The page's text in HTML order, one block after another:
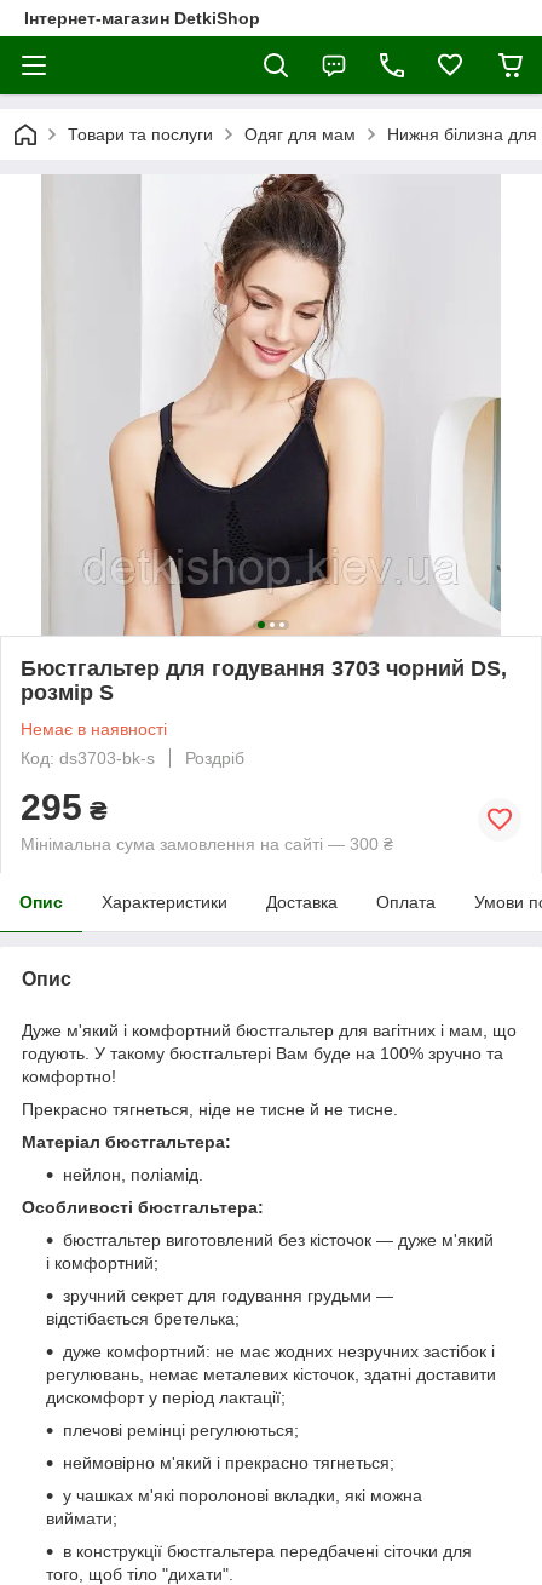
Інтернет-магазин DetkiShop
Товари та послуги Одяг для мам Нижня білизна для
Бюстгальтер для годування 3703 чорний DS,
розмір S
Немає в наявності
Код: ds3703-bk-s
Роздріб
295 ₴
Мінімальна сума замовлення на сайті — 300 ₴
Опис Характеристики Доставка Оплата Умови
Опис
Дуже м'який і комфортний бюстгальтер для вагітних і мам, що
годують. У такому бюстгальтері Вам буде на 100% зручно та
комфортно!
Прекрасно тягнеться, ніде не тисне й не тисне.
Матеріал бюстгальтера:
нейлон, поліамід.
Особливості бюстгальтера:
бюстгальтер виготовлений без кісточок — дуже м'який
і комфортний;
зручний секрет для годування грудьми —
відстібається бретелька;
дуже комфортний: не має жодних незручних застібок і
регулювань, немає металевих кісточок, здатні доставити
дискомфорт у період лактації;
плечові ремінці регулюються;
неймовірно м'який і прекрасно тягнеться;
у чашках м'які поролонові вкладки, які можна
виймати;
в конструкції бюстгальтера передбачені сіточки для
того, щоб тіло "дихати".